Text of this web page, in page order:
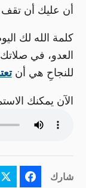
أن عليك أن تقف
كلمة الله لك
العدو، في
للنجاحِ هي أن
الآن يمكنك
شارك